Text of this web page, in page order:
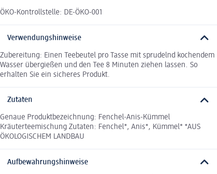
ÖKO-Kontrollstelle: DE-ÖKO-001
Verwendungshinweise
Zubereitung: Einen Teebeutel pro Tasse mit sprudelnd kochendem
Wasser übergießen und den Tee 8 Minuten ziehen lassen. So
erhalten Sie ein sicheres Produkt.
Zutaten
Genaue Produktbezeichnung: Fenchel-Anis-Kümmel
Kräuterteemischung Zutaten: Fenchel*, Anis*, Kümmel* *AUS
ÖKOLOGISCHEM LANDBAU
Aufbewahrungshinweise